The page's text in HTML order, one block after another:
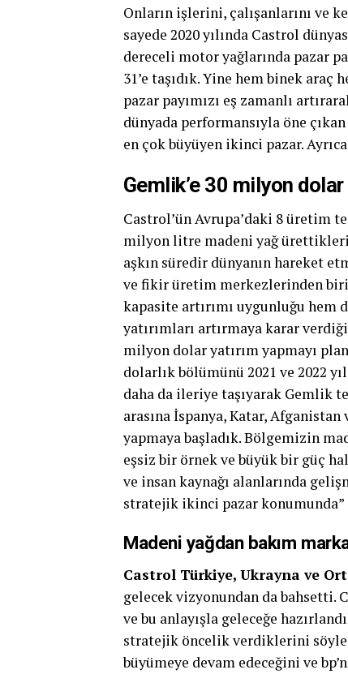
Onların işlerini, çalışanlarını ve
sayede 2020 yılında Castrol
dereceli motor yağlarında pazar
31’e taşıdık. Yine hem binek
pazar payımızı eş zamanlı
dünyada performansıyla öne
en çok büyüyen ikinci pazar.
Gemlik’e 30 milyon dolar
Castrol’ün Avrupa’daki 8 üretim
milyon litre madeni yağ
aşkın süredir dünyanın hareket
ve fikir üretim merkezlerinden
kapasite artırımı uygunluğu
yatırımları artırmaya karar
milyon dolar yatırım yapmayı
dolarlık bölümünü 2021 ve 2022
daha da ileriye taşıyarak Gemlik
arasına İspanya, Katar,
yapmaya başladık. Bölgemizin
eşsiz bir örnek ve büyük bir güç
ve insan kaynağı alanlarında
stratejik ikinci pazar konumunda”
Madeni yağdan bakım
Castrol Türkiye, Ukrayna ve
gelecek vizyonundan da bahsetti.
ve bu anlayışla geleceğe
stratejik öncelik verdiklerini
büyümeye devam edeceğini ve